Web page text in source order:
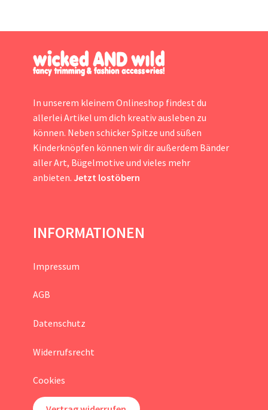
In unserem kleinem Onlineshop findest du
allerlei Artikel um dich kreativ ausleben zu
können. Neben schicker Spitze und süßen
Kinderknöpfen können wir dir außerdem Bänder
aller Art, Bügelmotive und vieles mehr
anbieten. Jetzt lostöbern
INFORMATIONEN
Impressum
AGB
Datenschutz
Widerrufsrecht
Cookies